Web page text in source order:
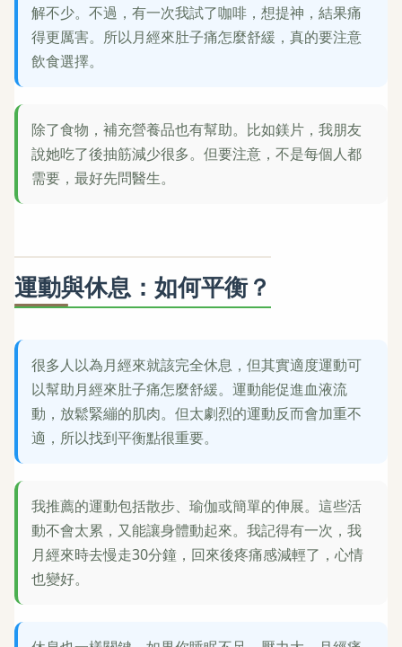
解不少。不過，有一次我試了咖啡，想提神，結果痛
得更厲害。所以月經來肚子痛怎麼舒緩，真的要注意
飲食選擇。
除了食物，補充營養品也有幫助。比如鎂片，我朋友
說她吃了後抽筋減少很多。但要注意，不是每個人都
需要，最好先問醫生。
運動與休息：如何平衡？
很多人以為月經來就該完全休息，但其實適度運動可
以幫助月經來肚子痛怎麼舒緩。運動能促進血液流
動，放鬆緊繃的肌肉。但太劇烈的運動反而會加重不
適，所以找到平衡點很重要。
我推薦的運動包括散步、瑜伽或簡單的伸展。這些活
動不會太累，又能讓身體動起來。我記得有一次，我
月經來時去慢走30分鐘，回來後疼痛感減輕了，心情
也變好。